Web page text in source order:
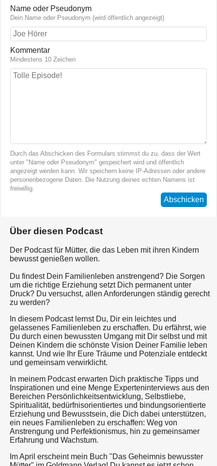
Name oder Pseudonym
Dein Name oder Pseudonym (wird öffentlich angezeigt)
Kommentar
Mindestens 10 Zeichen
Durch das Abschicken des Formulars stimmst du zu, dass der Wert
unter "Name oder Pseudonym" gespeichert wird und öffentlich
angezeigt werden kann. Wir speichern keine IP-Adressen oder andere
personenbezogene Daten. Die Nutzung deines echten Namens ist
freiwillig.
Abschicken
Über diesen Podcast
Der Podcast für Mütter, die das Leben mit ihren Kindern
bewusst genießen wollen.
Du findest Dein Familienleben anstrengend? Die Sorgen
um die richtige Erziehung setzt Dich permanent unter
Druck? Du versuchst, allen Anforderungen ständig gerecht
zu werden?
In diesem Podcast lernst Du, Dir ein leichtes und
gelassenes Familienleben zu erschaffen. Du erfährst, wie
Du durch einen bewussten Umgang mit Dir selbst und mit
Deinen Kindern die schönste Vision Deiner Familie leben
kannst. Und wie Ihr Eure Träume und Potenziale entdeckt
und gemeinsam verwirklicht.
In meinem Podcast erwarten Dich praktische Tipps und
Inspirationen und eine Menge Experteninterviews aus den
Bereichen Persönlichkeitsentwicklung, Selbstliebe,
Spiritualität, bedürfnisorientiertes und bindungsorientierte
Erziehung und Bewusstsein, die Dich dabei unterstützen,
ein neues Familienleben zu erschaffen: Weg von
Anstrengung und Perfektionismus, hin zu gemeinsamer
Erfahrung und Wachstum.
Im April erscheint mein Buch "Das Geheimnis bewusster